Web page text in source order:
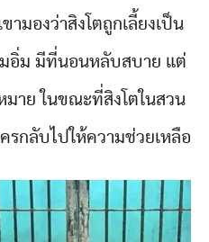
ามองว่าสิงโตถูกเลี้ยงเป็น
มอิ่ม มีที่นอนหลับสบาย แต่
มาย ในขณะที่สิงโตในสวน
กลับไปให้ความช่วยเหลือ